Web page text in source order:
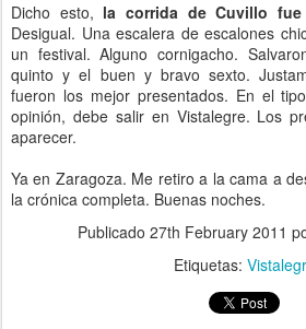
Dicho esto, la corrida de Cuvillo
Desigual. Una escalera de escalones
un festival. Alguno cornigacho.
quinto y el buen y bravo sexto.
fueron los mejor presentados. En el
opinión, debe salir en Vistalegre. Los
aparecer.
Ya en Zaragoza. Me retiro a la cama a
la crónica completa. Buenas noches.
Publicado 27th February 2011
Etiquetas: